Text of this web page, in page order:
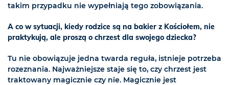
takim przypadku nie wypełniają tego zobowiązania.
A co w sytuacji, kiedy rodzice są na bakier z Kościołem, nie
praktykują, ale proszą o chrzest dla swojego dziecka?
Tu nie obowiązuje jedna twarda reguła, istnieje potrzeba
rozeznania. Najważniejsze staje się to, czy chrzest jest
traktowany magicznie czy nie. Magicznie jest